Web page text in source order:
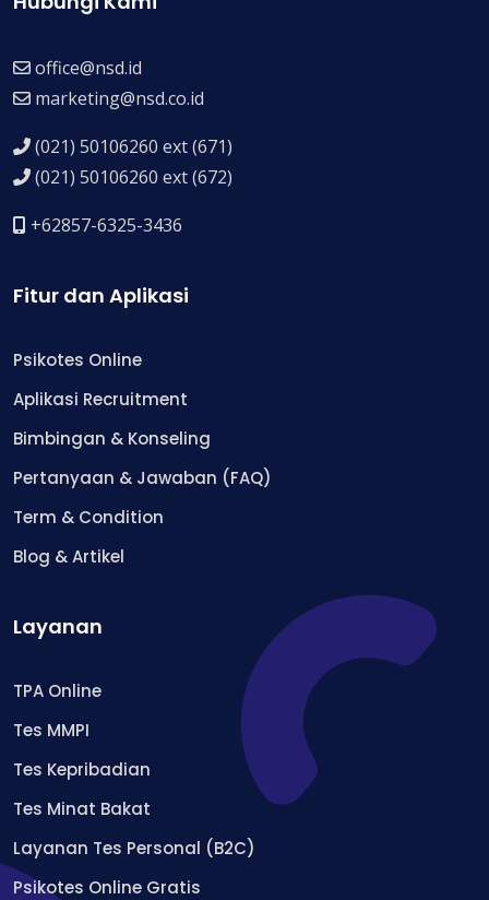
office@nsd.id
marketing@nsd.co.id
(021) 50106260 ext (671)
(021) 50106260 ext (672)
+62857-6325-3436
Fitur dan Aplikasi
Psikotes Online
Aplikasi Recruitment
Bimbingan & Konseling
Pertanyaan & Jawaban (FAQ)
Term & Condition
Blog & Artikel
Layanan
TPA Online
Tes MMPI
Tes Kepribadian
Tes Minat Bakat
Layanan Tes Personal (B2C)
Psikotes Online Gratis